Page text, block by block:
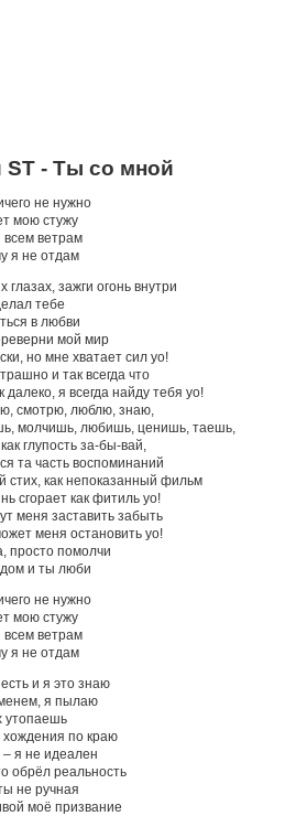
ST - Ты со мной
не нужно
мою стужу
всем ветрам
я не отдам
глазах, зажги огонь внутри
тебе
в любви
мой мир
но мне хватает сил yo!
и так всегда что
я всегда найду тебя yo!
смотрю, люблю, знаю,
молчишь, любишь, ценишь, таешь,
глупость за-бы-вай,
та часть воспоминаний
стих, как непоказанный фильм
сгорает как фитиль yo!
меня заставить забыть
меня остановить yo!
просто помолчи
и ты люби
не нужно
мою стужу
всем ветрам
я не отдам
и я это знаю
я пылаю
утопаешь
по краю
я не идеален
обрёл реальность
не ручная
моё призвание